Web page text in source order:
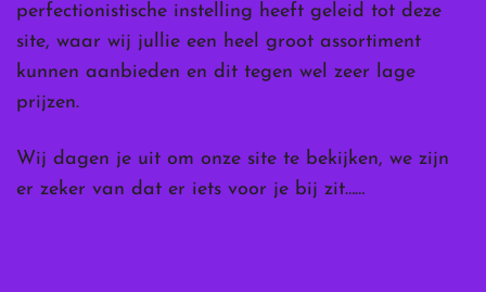
perfectionistische instelling heeft geleid tot deze
site, waar wij jullie een heel groot assortiment
kunnen aanbieden en dit tegen wel zeer lage
prijzen.
Wij dagen je uit om onze site te bekijken, we zijn
er zeker van dat er iets voor je bij zit……